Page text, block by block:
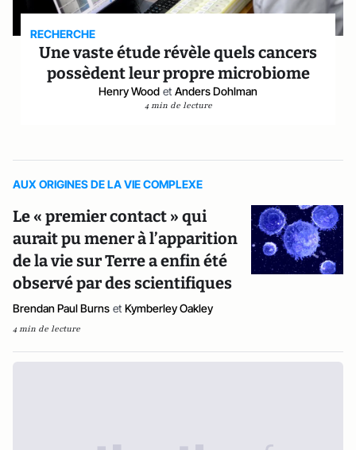
RECHERCHE
Une vaste étude révèle quels cancers
possèdent leur propre microbiome
Henry Wood et Anders Dohlman
4 min de lecture
AUX ORIGINES DE LA VIE COMPLEXE
Le « premier contact » qui
aurait pu mener à l’apparition
de la vie sur Terre a enfin été
observé par des scientifiques
Brendan Paul Burns et Kymberley Oakley
4 min de lecture